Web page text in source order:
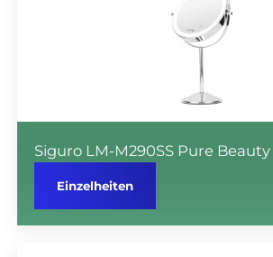
Siguro LM-M290SS Pure Beauty
Einzelheiten